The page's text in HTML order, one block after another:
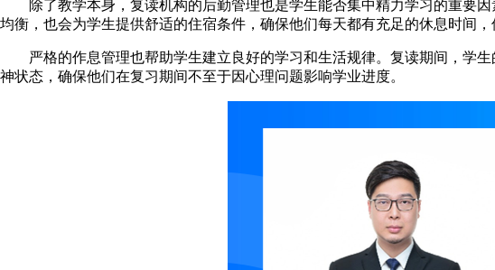
除了教学本身，复读机构的后勤管理也是学生能否集中精力学习的重要因
均衡，也会为学生提供舒适的住宿条件，确保他们每天都有充足的休息时间，
严格的作息管理也帮助学生建立良好的学习和生活规律。复读期间，学生
神状态，确保他们在复习期间不至于因心理问题影响学业进度。